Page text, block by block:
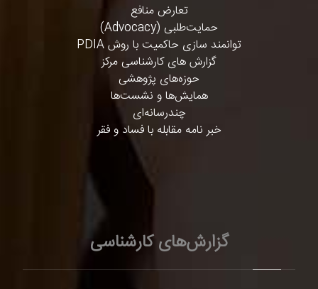
تعارض منافع
حمایت‌طلبی (Advocacy)
توانمند سازی حاکمیت با روش PDIA
گزارش های کارشناسی مرکز
حوزه‌های پژوهشی
همایش‌ها و نشست‌ها
چندرسانه‌ای
خبر نامه مقابله با فساد و فقر
گزارش‌های کارشناسی